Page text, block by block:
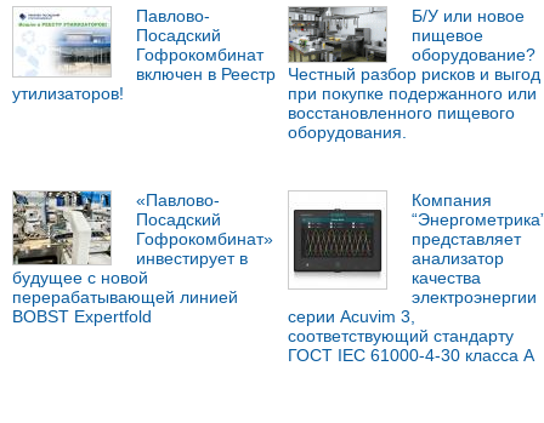
Павлово-
Посадский
Гофрокомбинат
включен в Реестр
утилизаторов!
Б/У или новое
пищевое
оборудование?
Честный разбор рисков и выгод
при покупке подержанного или
восстановленного пищевого
оборудования.
«Павлово-
Посадский
Гофрокомбинат»
инвестирует в
будущее с новой
перерабатывающей линией
BOBST Expertfold
Компания
представляет
анализатор
качества
электроэнергии
серии Acuvim 3,
соответствующий стандарту
ГОСТ IEC 61000-4-30 класса А